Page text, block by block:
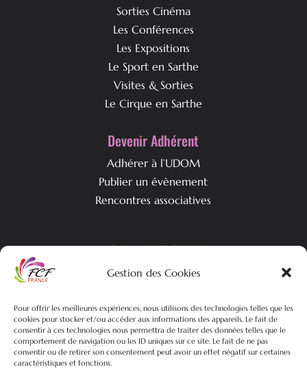
Gestion des Cookies
Pour offrir les meilleures expériences, nous utilisons des technologies telles que les
cookies pour stocker et/ou accéder aux informations des appareils. Le fait de
consentir à ces technologies nous permettra de traiter des données telles que le
comportement de navigation ou les ID uniques sur ce site. Le fait de ne pas
consentir ou de retirer son consentement peut avoir un effet négatif sur certaines
caractéristiques et fonctions.
Sorties Cinéma
Les Conférences
Les Expositions
Le Sport en Sarthe
Visites & Sorties
Le Cirque en Sarthe
Devenir Adhérent
Adhérer à l’UDOM
Publier un évènement
Rencontres associatives
Qui est l’UDOM ?
L’association & ses objectifs
Nos actualités
©2026 FCF-UDOM – Tous droits réservés | Plan du site |